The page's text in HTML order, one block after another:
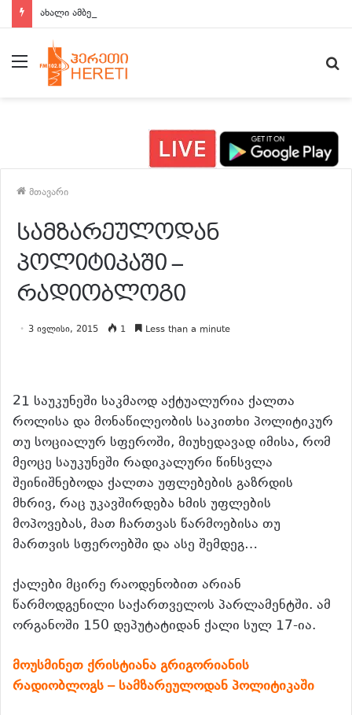
ახალი ამბები 15:00 საათზე
მენიუ
მთავარი
სამზარეულოდან
პოლიტიკაში –
რადიობლოგი
3 ივლისი, 2015 1 Less than a minute
21 საუკუნეში საკმაოდ აქტუალურია ქალთა
როლისა და მონაწილეობის საკითხი პოლიტიკურ
თუ სოციალურ სფეროში, მიუხედავად იმისა, რომ
მეოცე საუკუნეში რადიკალური წინსვლა
შეინიშნებოდა ქალთა უფლებების გაზრდის
მხრივ, რაც უკავშირდება ხმის უფლების
მოპოვებას, მათ ჩართვას წარმოებისა თუ
მართვის სფეროებში და ასე შემდეგ…
ქალები მცირე რაოდენობით არიან
წარმოდგენილი საქართველოს პარლამენტში. ამ
ორგანოში 150 დეპუტატიდან ქალი სულ 17-ია.
მოუსმინეთ ქრისტიანა გრიგორიანის
რადიობლოგს – სამზარეულოდან პოლიტიკაში